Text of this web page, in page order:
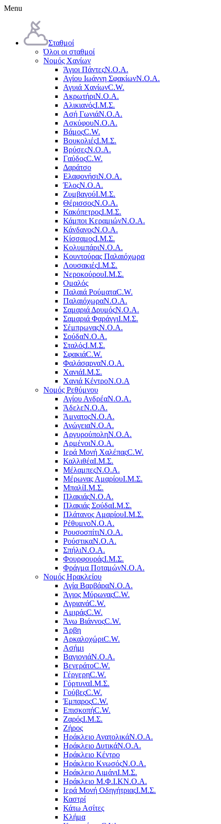
Menu
Σταθμοί
Όλοι οι σταθμοί
Νομός Χανίων
Άγιοι ΠάντεςΝ.Ο.Α.
Αγίου Ιωάννη ΣφακίωνΝ.Ο.Α.
Αγυιά ΧανίωνC.W.
ΑκρωτήριΝ.Ο.Α.
ΑλικιανόςΙ.Μ.Σ.
Ασή ΓωνιάΝ.Ο.Α.
ΑσκύφουΝ.Ο.Α.
ΒάμοςC.W.
ΒουκολιέςΙ.Μ.Σ.
ΒρύσεςΝ.Ο.Α.
ΓαύδοςC.W.
Δαράτσο
ΕλαφονήσιΝ.Ο.Α.
ΈλοςΝ.Ο.Α.
ΖυμβαγούΙ.Μ.Σ.
ΘέρισσοςΝ.Ο.Α.
ΚακόπετροςΙ.Μ.Σ.
Κάμποι ΚεραμιώνΝ.Ο.Α.
ΚάνδανοςΝ.Ο.Α.
ΚίσσαμοςΙ.Μ.Σ.
ΚολυμπάριΝ.Ο.Α.
Κουντούρας Παλαιόχωρα
ΛουσακιέςΙ.Μ.Σ.
ΝεροκούρουΙ.Μ.Σ.
Ομαλός
Παλαιά ΡούματαC.W.
ΠαλαιόχωραΝ.Ο.Α.
Σαμαριά ΔρυμόςΝ.Ο.Α.
Σαμαριά ΦαράγγιΙ.Μ.Σ.
ΣέμπρωναςΝ.Ο.Α.
ΣούδαΝ.Ο.Α.
ΣταλόςΙ.Μ.Σ.
ΣφακιάC.W.
ΦαλάσαρναΝ.Ο.Α.
ΧανιάΙ.Μ.Σ.
Χανιά ΚέντροN.O.A
Νομός Ρεθύμνου
Αγίου ΑνδρέαΝ.Ο.Α.
ΆδελεΝ.Ο.Α.
ΆμνατοςΝ.Ο.Α.
ΑνώγειαΝ.Ο.Α.
ΑργυρούποληΝ.Ο.Α.
ΑρμένοιΝ.Ο.Α.
Ιερά Μονή ΧαλέπαςC.W.
ΚαλλιθέαΙ.Μ.Σ.
ΜέλαμπεςΝ.Ο.Α.
Μέρωνας ΑμαρίουΙ.Μ.Σ.
ΜπαλίΙ.Μ.Σ.
ΠλακιάςΝ.Ο.Α.
Πλακιάς ΣούδαΙ.Μ.Σ.
Πλάτανος ΑμαρίουΙ.Μ.Σ.
ΡέθυμνοΝ.Ο.Α.
ΡουσοσπίτιΝ.Ο.Α.
ΡούστικαΝ.Ο.Α.
ΣπήλιΝ.Ο.Α.
ΦουρφουράςΙ.Μ.Σ.
Φράγμα ΠοταμώνΝ.Ο.Α.
Νομός Ηρακλείου
Αγία ΒαρβάραΝ.Ο.Α.
Άγιος ΜύρωναςC.W.
ΑγριανάC.W.
ΑμιράςC.W.
Άνω ΒιάννοςC.W.
Άρβη
ΑρκαλοχώριC.W.
Ασήμι
ΒαγιονιάΝ.Ο.Α.
ΒενεράτοC.W.
ΓέργερηC.W.
ΓόρτυναΙ.Μ.Σ.
ΓούβεςC.W.
ΈμπαροςC.W.
ΕπισκοπήC.W.
ΖαρόςΙ.Μ.Σ.
Ζήρος
Ηράκλειο ΑνατολικάΝ.Ο.Α.
Ηράκλειο ΔυτικάΝ.Ο.Α.
Ηράκλειο Κέντρο
Ηράκλειο ΚνωσόςΝ.Ο.Α.
Ηράκλειο ΛιμάνιΙ.Μ.Σ.
Ηράκλειο Μ.Φ.Ι.ΚΝ.Ο.Α.
Ιερά Μονή ΟδηγήτριαςΙ.Μ.Σ.
Καστρί
Κάτω Ασίτες
Κλήμα